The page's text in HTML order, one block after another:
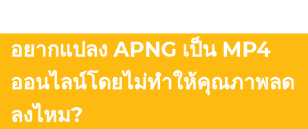
อยากแปลง APNG เป็น MP4
ออนไลน์โดยไม่ทำให้คุณภาพลด
ลงไหม?